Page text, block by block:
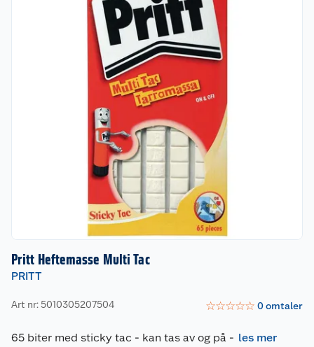
Pritt Heftemasse Multi Tac
PRITT
Art nr: 5010305207504 ☆☆☆☆☆ 0omtaler
65 biter med sticky tac - kan tas av og på - les mer